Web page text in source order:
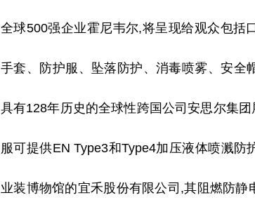
全球500强企业霍尼韦尔,将呈现给观众包括
手套、防护服、坠落防护、消毒喷雾、安全
具有128年历史的全球性跨国公司安思尔集
服可提供EN Type3和Type4加压液体喷溅
业装博物馆的宜禾股份有限公司,其阻燃防